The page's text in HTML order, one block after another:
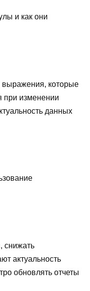
и как они
которые
при изменении
данных
снижать
актуальность
обновлять отчеты